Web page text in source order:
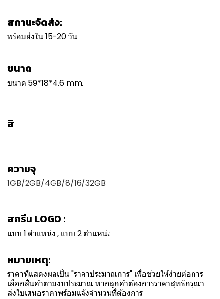
สถานะจัดส่ง:
พร้อมส่งใน 15-20 วัน
ขนาด
ขนาด 59*18*4.6 mm.
สี
ความจุ
1GB/2GB/4GB/8/16/32GB
สกรีน LOGO :
แบบ 1 ตำแหน่ง , แบบ 2 ตำแหน่ง
หมายเหตุ:
ราคาที่แสดงผลเป็น "ราคาประมาณการ" เพื่อช่วยให้ง่ายต่อการ
เลือกสินค้าตามงบประมาณ หากลูกค้าต้องการราคาสุทธิกรุณา
ส่งใบเสนอราคาพร้อมแจ้งจำนวนที่ต้องการ